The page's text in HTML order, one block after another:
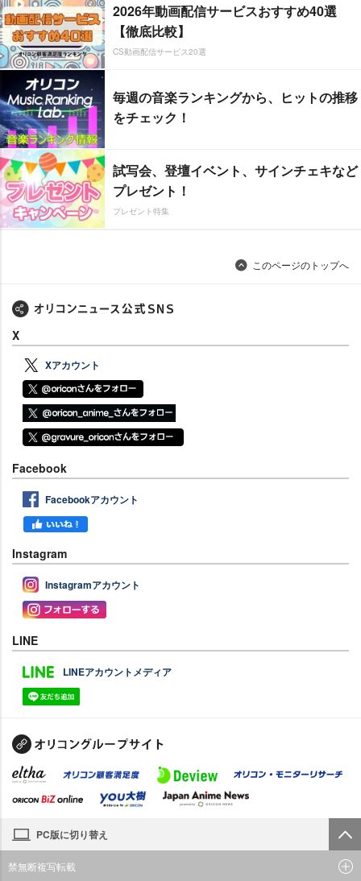
2026年動画配信サービスおすすめ40選
【徹底比較】
CS動画配信サービス20選
毎週の音楽ランキングから、ヒットの推移
をチェック！
試写会、登壇イベント、サインチェキなど
プレゼント！
プレゼント特集
このページのトップへ
X
Xアカウント
Facebook
Facebookアカウント
Instagram
Instagramアカウント
LINE
LINEアカウントメディア
PC版に切り替え
禁無断複写転載